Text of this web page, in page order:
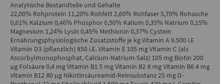
Analytische Bestandteile und Gehalte
22,00% Rohprotein 11,20% Rohfett 2,60% Rohfaser 5,70% Rohasche
0,61% Kalzium 0,46% Phosphor 0,50% Kalium 0,35% Natrium 0,15%
Magnesium 1,24% Lysin 0,45% Methionin 0,37% Cystein
Ernährungsphysiologische Zusatzstoffe je kg Vitamin A 9.500 i.E
Vitamin D3 (pflanzlich) 850 i.E. Vitamin E 105 mg Vitamin C (als
Ascorbylmonophosphat, Calcium-Natrium-Salz) 105 mg Biotin 200
μg Folsäure 0,4 mg Vitamin B1 5 mg Vitamin B2 8 mg Vitamin B6 4 mg
Vitamin B12 80 μg Nikotinsäureamid-Reinsubstanz 25 mg D-